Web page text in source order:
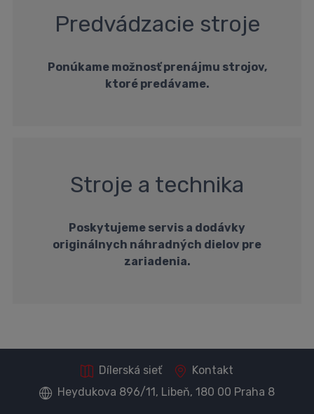
Predvádzacie stroje
Ponúkame možnosť prenájmu strojov,
ktoré predávame.
Stroje a technika
Poskytujeme servis a dodávky
originálnych náhradných dielov pre
zariadenia.
Dílerská sieť
Kontakt
Heydukova 896/11, Libeň, 180 00 Praha 8